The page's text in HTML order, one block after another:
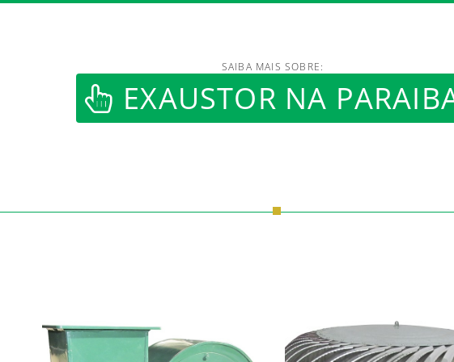
https://www.luftmaxi.com.br/
SAIBA MAIS SOBRE:
EXAUSTOR NA